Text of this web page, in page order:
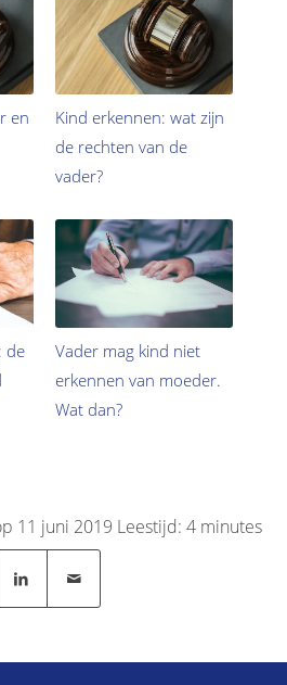
en
Kind erkennen: wat zijn
de rechten van de
vader?
de
Vader mag kind niet
erkennen van moeder.
Wat dan?
11 juni 2019 Leestijd: 4 minutes